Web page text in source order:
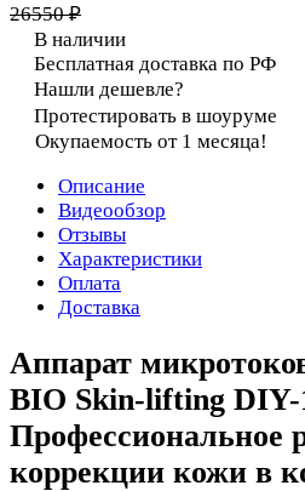
26550 ₽
В наличии
Бесплатная доставка по РФ
Нашли дешевле?
Протестировать в шоуруме
Окупаемость от 1 месяца!
Описание
Видеообзор
Отзывы
Характеристики
Оплата
Доставка
Аппарат
BIO Skin-lifting DIY-
Профессиональное
коррекции кожи в